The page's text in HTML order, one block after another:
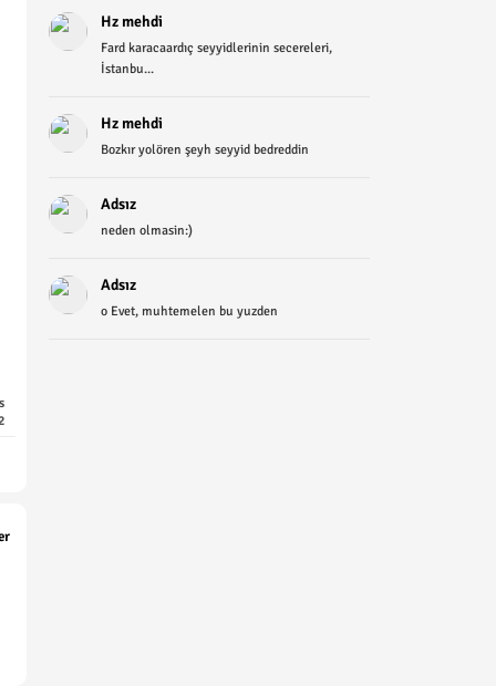
Hz mehdi
Fard karacaardıç seyyidlerinin secereleri,
İstanbu...
Hz mehdi
Bozkır yolören şeyh seyyid bedreddin
Adsız
neden olmasin:)
Adsız
o Evet, muhtemelen bu yuzden